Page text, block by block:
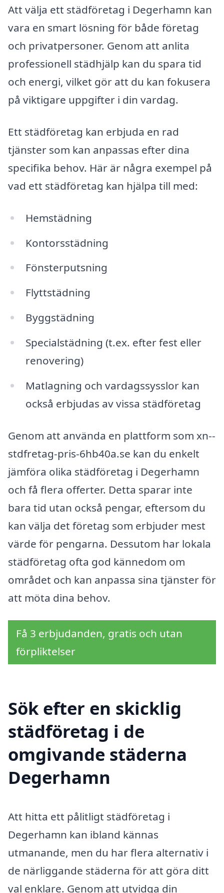
Att välja ett städföretag i Degerhamn kan
vara en smart lösning för både företag
och privatpersoner. Genom att anlita
professionell städhjälp kan du spara tid
och energi, vilket gör att du kan fokusera
på viktigare uppgifter i din vardag.
Ett städföretag kan erbjuda en rad
tjänster som kan anpassas efter dina
specifika behov. Här är några exempel på
vad ett städföretag kan hjälpa till med:
Hemstädning
Kontorsstädning
Fönsterputsning
Flyttstädning
Byggstädning
Specialstädning (t.ex. efter fest eller
renovering)
Matlagning och vardagssysslor kan
också erbjudas av vissa städföretag
Genom att använda en plattform som xn--
stdfretag-pris-6hb40a.se kan du enkelt
jämföra olika städföretag i Degerhamn
och få flera offerter. Detta sparar inte
bara tid utan också pengar, eftersom du
kan välja det företag som erbjuder mest
värde för pengarna. Dessutom har lokala
städföretag ofta god kännedom om
området och kan anpassa sina tjänster för
att möta dina behov.
Få 3 erbjudanden, gratis och utan
förpliktelser
Sök efter en skicklig
städföretag i de
omgivande städerna
Degerhamn
Att hitta ett pålitligt städföretag i
Degerhamn kan ibland kännas
utmanande, men du har flera alternativ i
de närliggande städerna för att göra ditt
val enklare. Genom att utvidga din